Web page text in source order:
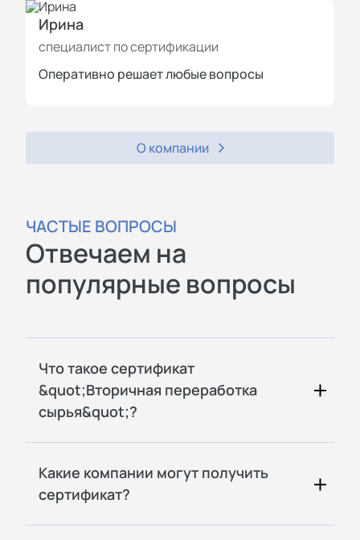
Ирина
специалист по сертификации
Оперативно решает любые вопросы
О компании
ЧАСТЫЕ ВОПРОСЫ
Отвечаем на
популярные вопросы
Что такое сертификат
&quot;Вторичная переработка
сырья&quot;?
Какие компании могут получить
сертификат?